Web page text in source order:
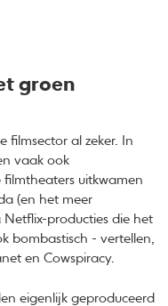
groen
filmsector al zeker. In
vaak ook
uitkwamen
(en het meer
Netflix-producties die het
bombastisch - vertellen,
en Cowspiracy.
eigenlijk geproduceerd